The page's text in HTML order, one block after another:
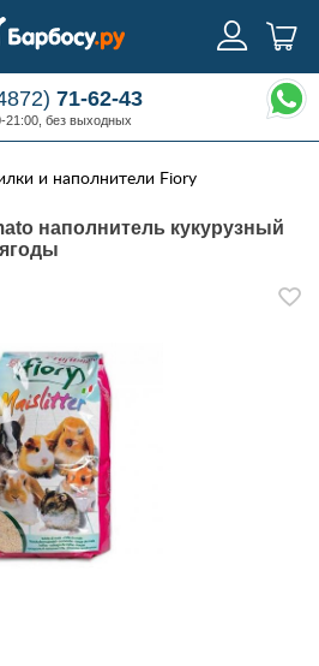
71-62-43
21:00, без выходных
и наполнители Fiory
наполнитель кукурузный